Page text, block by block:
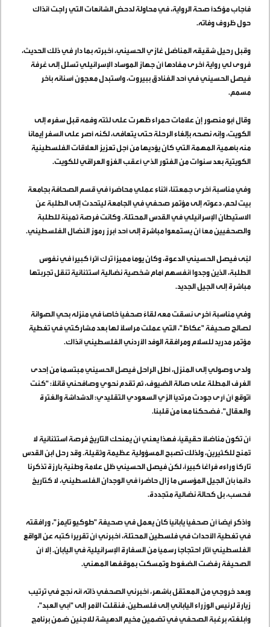
فأجاب مؤكداً صحة الرواية، في محاولة لدحض الشائعات التي راجت آنذاك
حول ظروف وفاته.
وقبل رحيل شقيقه المناضل غازي الحسيني، أخبرته بما دار في ذلك الحديث،
فروى لي رواية أخرى مفادها أن جهاز الموساد الإسرائيلي تسلل إلى غرفة
فيصل الحسيني في أحد الفنادق ببيروت، واستبدل معجون أسنانه بآخر
مسمم.
وقال أبو منصور إن علامات حمراء ظهرت على لثته وفمه قبل سفره إلى
الكويت، وإنه نصحه بإلغاء الرحلة حتى يتعافى، لكنه أصر على السفر إيماناً
منه بأهمية المهمة التي كان يؤديها من أجل تعزيز العلاقات الفلسطينية
الكويتية بعد سنوات من الفتور الذي أعقب الغزو العراقي للكويت.
وفي مناسبة أخرى جمعتنا، أثناء عملي محاضراً في قسم الصحافة بجامعة
بيت لحم، دعوته إلى مؤتمر صحفي في الجامعة ليتحدث إلى الطلبة عن
الاستيطان الإسرائيلي في القدس المحتلة. وكانت فرصة ثمينة للطلبة
والصحفيين معاً أن يستمعوا مباشرة إلى أحد أبرز رموز النضال الفلسطيني.
لبّى فيصل الحسيني الدعوة، وكان يوماً مميزاً ترك أثراً كبيراً في نفوس
الطلبة، الذين وجدوا أنفسهم أمام شخصية نضالية استثنائية تنقل تجربتها
مباشرة إلى الجيل الجديد.
وفي مناسبة أخرى نسقت معه لقاءً صحفياً خاصاً في منزله بحي الصوانة
لصالح صحيفة "عكاظ"، التي عملت مراسلاً لها بعد مشاركتي في تغطية
مؤتمر مدريد للسلام ومرافقة الوفد الأردني الفلسطيني آنذاك.
ولدى وصولي إلى المنزل، أطل الراحل فيصل الحسيني مبتسماً من إحدى
الغرف المطلة على صالة الضيوف، ثم تقدم نحوي وصافحني قائلاً: "كنت
أتوقع أن أرى جودت مرتدياً الزي السعودي التقليدي: الدشداشة والغترة
والعقال". فضحكنا معاً من قلبنا.
أن تكون مناضلاً حقيقياً، فهذا يعني أن يمنحك التاريخ فرصة استثنائية لا
تُمنح للكثيرين، ولذلك تصبح المسؤولية عظيمة وثقيلة. وقد رحل ابن القدس
تاركاً وراءه فراغاً كبيراً، لكن فيصل الحسيني ظل علامة وطنية بارزة تذكرنا
دائماً بأن الجيل المؤسس ما زال حاضراً في الوجدان الفلسطيني، لا كتاريخ
فحسب، بل كحالة نضالية متجددة.
وأذكر أيضاً أن صحفياً يابانياً كان يعمل في صحيفة "طوكيو تايمز"، ورافقته
في تغطية الأحداث في فلسطين المحتلة، أخبرني أن تقريراً كتبه عن الواقع
الفلسطيني أثار احتجاجاً رسمياً من السفارة الإسرائيلية في اليابان. إلا أن
الصحيفة رفضت الضغوط وتمسكت بموقفها المهني.
وبعد خروجي من المعتقل بأشهر، أخبرني الصحفي ذاته أنه نجح في ترتيب
زيارة لرئيس الوزراء الياباني إلى فلسطين. فنقلت الأمر إلى "أبي العبد"،
وأبلغته برغبة الصحفي في تضمين مخيم الدهيشة للاجئين ضمن برنامج